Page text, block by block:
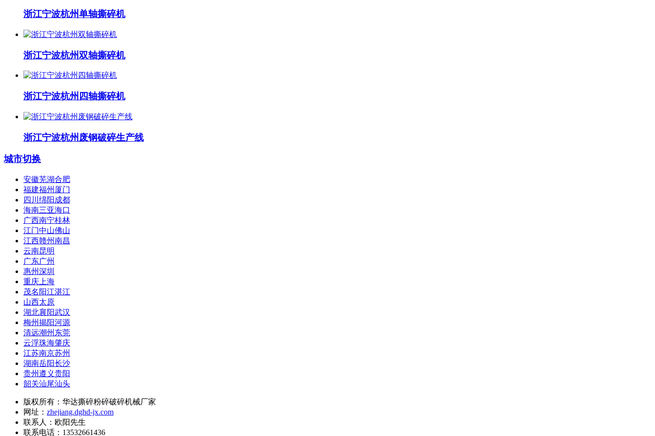
浙江宁波杭州单轴撕碎机
浙江宁波杭州双轴撕碎机
浙江宁波杭州四轴撕碎机
浙江宁波杭州废钢破碎生产线
城市切换
安徽芜湖合肥
福建福州厦门
四川绵阳成都
海南三亚海口
广西南宁桂林
江门中山佛山
江西赣州南昌
云南昆明
广东广州
惠州深圳
重庆上海
茂名阳江湛江
山西太原
湖北襄阳武汉
梅州揭阳河源
清远潮州东莞
云浮珠海肇庆
江苏南京苏州
湖南岳阳长沙
贵州遵义贵阳
韶关汕尾汕头
版权所有：华达撕碎粉碎破碎机械厂家
网址： zhejiang.dghd-jx.com
联系人：欧阳先生
联系电话：13532661436